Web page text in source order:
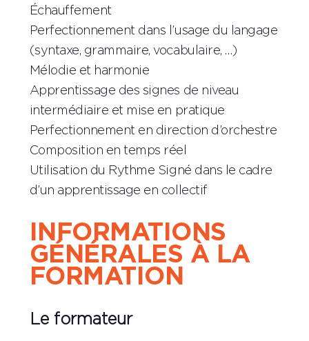
Échauffement
Perfectionnement dans l’usage du langage
(syntaxe, grammaire, vocabulaire, …)
Mélodie et harmonie
Apprentissage des signes de niveau
intermédiaire et mise en pratique
Perfectionnement en direction d’orchestre
Composition en temps réel
Utilisation du Rythme Signé dans le cadre
d’un apprentissage en collectif
INFORMATIONS
GÉNÉRALES À LA
FORMATION
Le formateur